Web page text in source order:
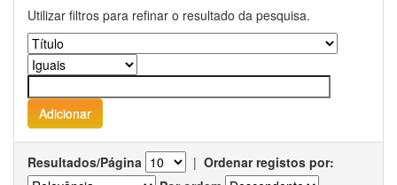
Utilizar filtros para refinar o resultado da pesquisa.
Resultados/Página | Ordenar registos por: